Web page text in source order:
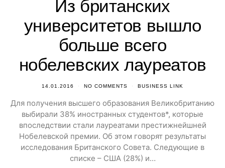
Из британских
университетов вышло
больше всего
нобелевских лауреатов
14.01.2016 NO COMMENTS BUSINESS LINK
Для получения высшего образования Великобританию
выбирали 38% иностранных студентов*, которые
впоследствии стали лауреатами престижнейшней
Нобелевской премии. Об этом говорят результаты
исследования Британского Совета. Следующие в
списке – США (28%) и…